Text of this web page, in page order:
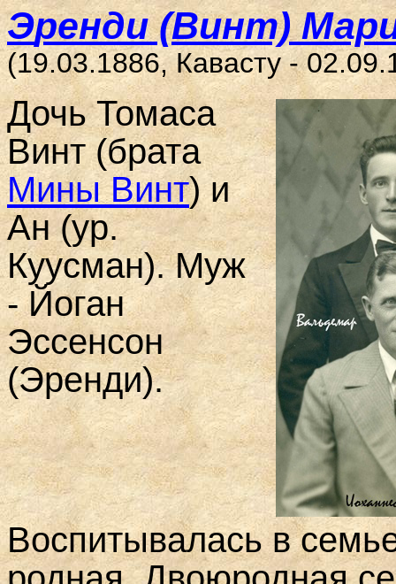
Эренди (Винт)
(19.03.1886, Кавасту -
Дочь Томаса
Винт (брата
Мины Винт) и
Ан (ур.
Куусман). Муж
- Йоган
Эссенсон
(Эренди).
Воспитывалась в